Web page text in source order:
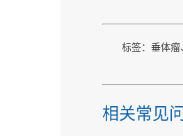
标签：垂体
相关常见